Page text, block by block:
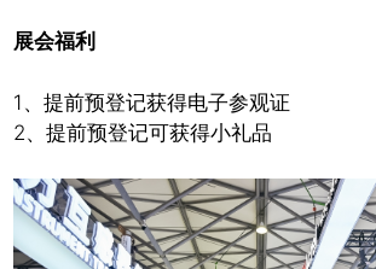
展会福利
1、提前预登记获得电子参观证
2、提前预登记可获得小礼品